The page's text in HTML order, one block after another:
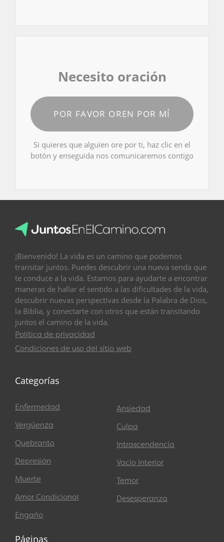
Necesito oración
POR FAVOR OREN POR MÍ
Si quieres que alguien ore por ti, haz clic en el
botón y enseguida nos comunicaremos contigo
¡Bienvenido! La vida es un camino que podemos
transitar juntos. Puedes descubrir una nueva senda que
te conduce a la vida. Estamos para ayudarte a encontrar
maneras de hallar el sentido a las dificultades de la vida,
descubrir nuevas perspectivas desde la Palabra de Dios,
la Biblia, y conectarte con otros que están transitando
juntos el camino de la vida.
Política de privacidad
Condiciones de uso del sitio web
Categorías
Enfermedad
Vergüenza
Quebranto
Depresión
Muerte
Amor Condicional
Engaño
Ansiedad
Culpa
Intrascendencia
Vacío Interior
Temor
Desesperanza
Páginas